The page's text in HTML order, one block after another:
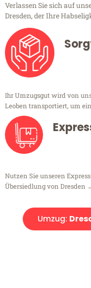
Verlassen Sie sich auf
Dresden, der Ihre
Ihr Umzugsgut wird von
Leoben transportiert, um
Nutzen Sie unseren
Übersiedlung von Dresden
Umzug: